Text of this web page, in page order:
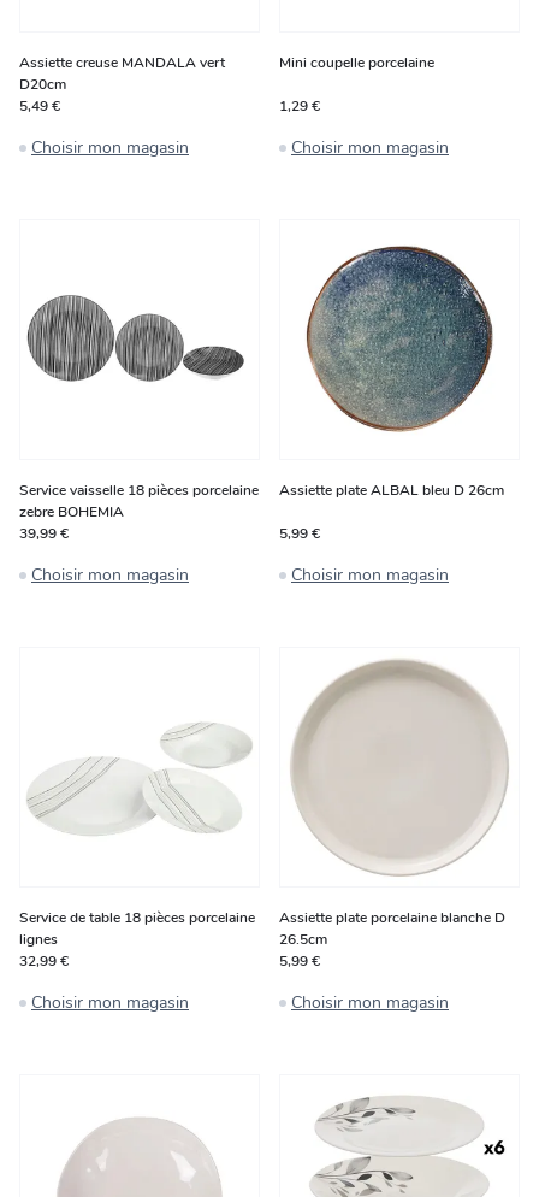
Assiette creuse MANDALA vert
D20cm
5,49 €
Choisir mon magasin
Mini coupelle porcelaine
1,29 €
Choisir mon magasin
Service vaisselle 18 pièces porcelaine
zebre BOHEMIA
39,99 €
Choisir mon magasin
Assiette plate ALBAL bleu D 26cm
5,99 €
Choisir mon magasin
Service de table 18 pièces porcelaine
lignes
32,99 €
Choisir mon magasin
Assiette plate porcelaine blanche D
26.5cm
5,99 €
Choisir mon magasin